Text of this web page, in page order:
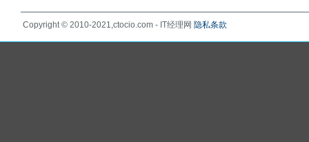
Copyright © 2010-2021,ctocio.com - IT经理网 隐私条款